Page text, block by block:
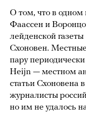
О том, что в одном
Фаассен и
лейденской
Схоновен.
пару
Heijn — местном
статьи Схоновена
журналисты
но им не удалось